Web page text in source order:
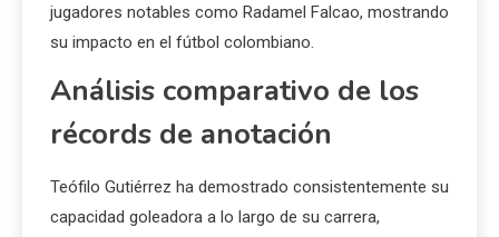
jugadores notables como Radamel Falcao, mostrando
su impacto en el fútbol colombiano.
Análisis comparativo de los
récords de anotación
Teófilo Gutiérrez ha demostrado consistentemente su
capacidad goleadora a lo largo de su carrera,